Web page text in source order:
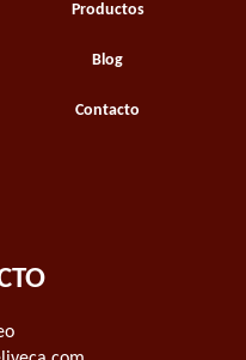
Productos
Blog
Contacto